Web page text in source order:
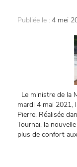
Publiée le : 4 mei
Le ministre de la
mardi 4 mai 2021,
Pierre. Réalisée
Tournai, la
plus de confort